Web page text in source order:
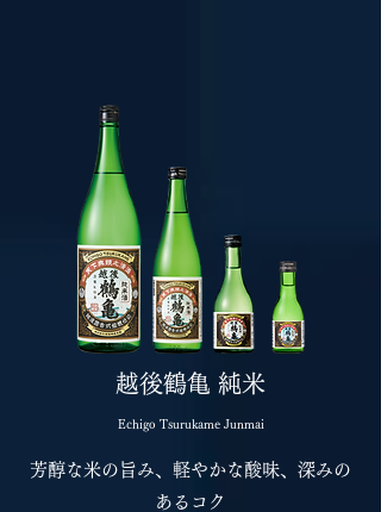
越後鶴亀 純米
Echigo Tsurukame Junmai
芳醇な米の旨み、軽やかな酸味、深みの
あるコク